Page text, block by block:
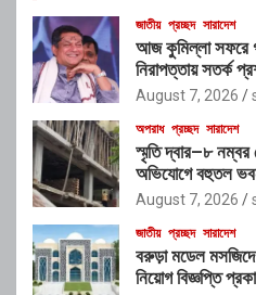
জাতীয় প্রচ্ছদ সারাদেশ
আজ কুমিল্লা সফরে
নিরাপত্তায় সতর্ক
August 7, 2026
অপরাধ প্রচ্ছদ সারাদেশ
স্মৃতি দ্বার–৮ নম্বর
অভিযোগে বহুতল ভবন
চক্রের যোগসাজশের
August 7, 2026
জাতীয় প্রচ্ছদ সারাদেশ
বরুড়া মডেল মসজিদে
নিয়োগ বিজ্ঞপ্তি